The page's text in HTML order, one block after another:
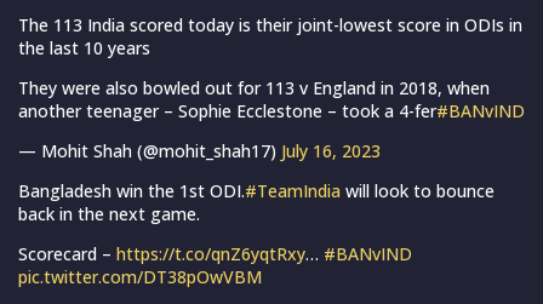
The 113 India scored today is their joint-lowest score in ODIs in
the last 10 years
They were also bowled out for 113 v England in 2018, when
another teenager – Sophie Ecclestone – took a 4-fer#BANvIND
— Mohit Shah (@mohit_shah17) July 16, 2023
Bangladesh win the 1st ODI.#TeamIndia will look to bounce
back in the next game.
Scorecard – https://t.co/qnZ6yqtRxy… #BANvIND
pic.twitter.com/DT38pOwVBM